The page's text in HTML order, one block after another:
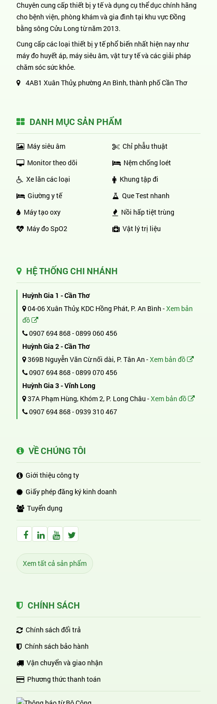
Chuyên cung cấp thiết bị y tế và dụng cụ thể dục chính hãng
cho bệnh viện, phòng khám và gia đình tại khu vực Đồng
bằng sông Cửu Long từ năm 2013.
Cung cấp các loại thiết bị y tế phổ biến nhất hiện nay như
máy đo huyết áp, máy siêu âm, vật tư y tế và các giải pháp
chăm sóc sức khỏe.
4AB1 Xuân Thủy, phường An Bình, thành phố Cần Thơ
DANH MỤC SẢN PHẨM
Máy siêu âm
Monitor theo dõi
Xe lăn các loại
Giường y tế
Máy tạo oxy
Máy đo SpO2
Chỉ phẫu thuật
Nệm chống loét
Khung tập đi
Que Test nhanh
Nồi hấp tiệt trùng
Vật lý trị liệu
HỆ THỐNG CHI NHÁNH
Huỳnh Gia 1 - Cần Thơ
04-06 Xuân Thủy, KDC Hồng Phát, P. An Bình -Xem bản
đồ
0907 694 868 -0899 060 456
Huỳnh Gia 2 - Cần Thơ
369B Nguyễn Văn Cừ nối dài, P. Tân An -Xem bản đồ
0907 694 868 -0899 070 456
Huỳnh Gia 3 - Vĩnh Long
37A Phạm Hùng, Khóm 2, P. Long Châu -Xem bản đồ
0907 694 868 -0939 310 467
VỀ CHÚNG TÔI
Giới thiệu công ty
Giấy phép đăng ký kinh doanh
Tuyển dụng
Facebook Huỳnh Gia Alpha
LinkedIn Huỳnh Gia Alpha
YouTube Huỳnh Gia Alpha
Twitter Huỳnh Gia Alpha
Xem tất cả sản phẩm
CHÍNH SÁCH
Chính sách đổi trả
Chính sách bảo hành
Vận chuyển và giao nhận
Phương thức thanh toán